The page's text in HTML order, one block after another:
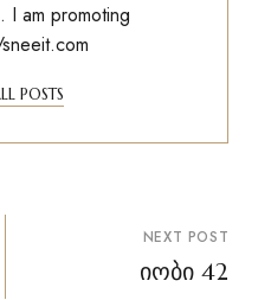
I am promoting
POSTS
NEXT POST
იობი 42